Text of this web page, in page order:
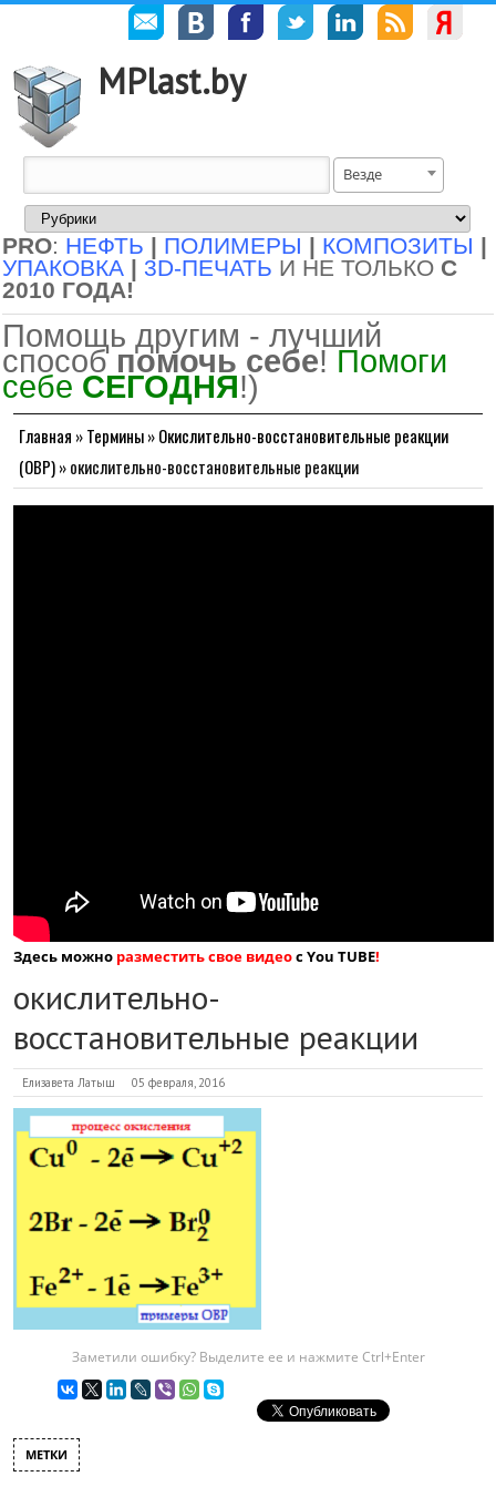
MPlast.by
Везде
PRO: НЕФТЬ | ПОЛИМЕРЫ | КОМПОЗИТЫ |
УПАКОВКА | 3D-ПЕЧАТЬ И НЕ ТОЛЬКО С
2010 ГОДА!
Помощь другим - лучший
способ помочь себе! Помоги
себе СЕГОДНЯ!)
Главная »Термины»Окислительно-восстановительные реакции
(ОВР)»окислительно-восстановительные реакции
Здесь можно разместить свое видеос You TUBE!
окислительно-
восстановительные реакции
Елизавета Латыш 05 февраля, 2016
Заметили ошибку? Выделите ее и нажмите Ctrl+Enter
МЕТКИ